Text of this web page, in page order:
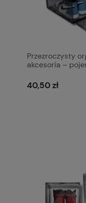
Przezroczysty
akcesoria –
40,50 zł